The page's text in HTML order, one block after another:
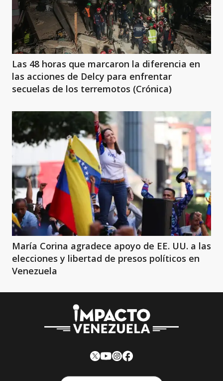
Las 48 horas que marcaron la diferencia en
las acciones de Delcy para enfrentar
secuelas de los terremotos (Crónica)
María Corina agradece apoyo de EE. UU. a las
elecciones y libertad de presos políticos en
Venezuela